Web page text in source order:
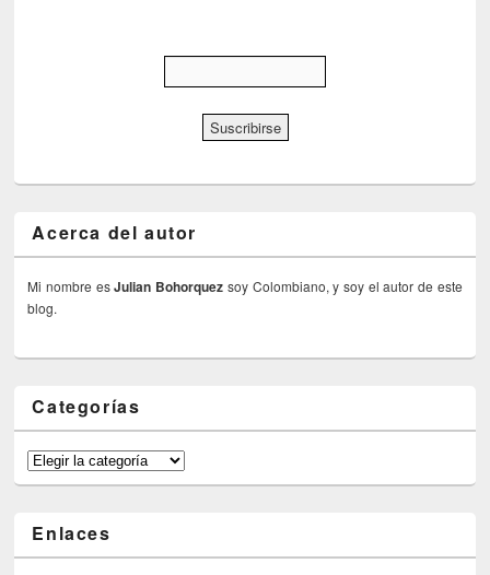
Acerca del autor
Mi nombre esJulian Bohorquez soy Colombiano, y soy el autor de este
blog.
Categorías
Categorías
Enlaces